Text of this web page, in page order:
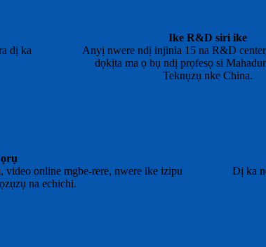
dị ka
Ike R&D siri ike
Anyị nwere ndị injinia 15 na R&D
dọkịta ma ọ bụ ndị prọfesọ si
Teknụzụ nke China.
video online mgbe-rere, nwere ike izipu
na echichi.
Dị ka